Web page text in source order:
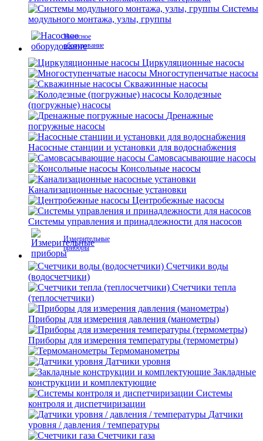
Системы
модульного монтажа, узлы, группы
Насосное
оборудование
Циркуляционные насосы
Многоступенчатые насосы
Скважинные насосы
Колодезные
(погружные) насосы
Дренажные
погружные насосы
Насосные станции и установки для водоснабжения
Самовсасывающие насосы
Консольные насосы
Канализационные насосные установки
Центробежные насосы
Системы управления и принадлежности для насосов
Измерительные
приборы
Счетчики воды
(водосчетчики)
Счетчики тепла
(теплосчетчики)
Приборы для измерения давления (манометры)
Приборы для измерения температуры (термометры)
Термоманометры
Датчики уровня
Закладные
конструкции и комплектующие
Системы
контроля и диспетчиризации
Датчики
уровня / давления / температуры
Счетчики газа